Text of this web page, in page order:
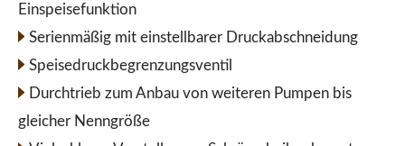
Einspeisefunktion
Serienmäßig mit einstellbarer Druckabschneidung
Speisedruckbegrenzungsventil
Durchtrieb zum Anbau von weiteren Pumpen bis
gleicher Nenngröße